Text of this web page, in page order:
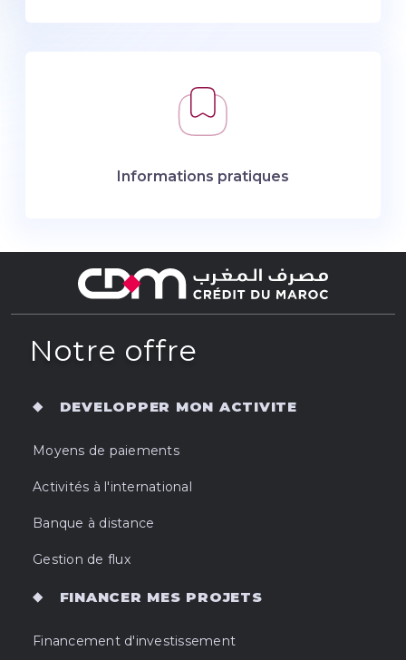
Informations pratiques
Notre offre
DEVELOPPER MON ACTIVITE
Moyens de paiements
Activités à l'international
Banque à distance
Gestion de flux
FINANCER MES PROJETS
Financement d'investissement